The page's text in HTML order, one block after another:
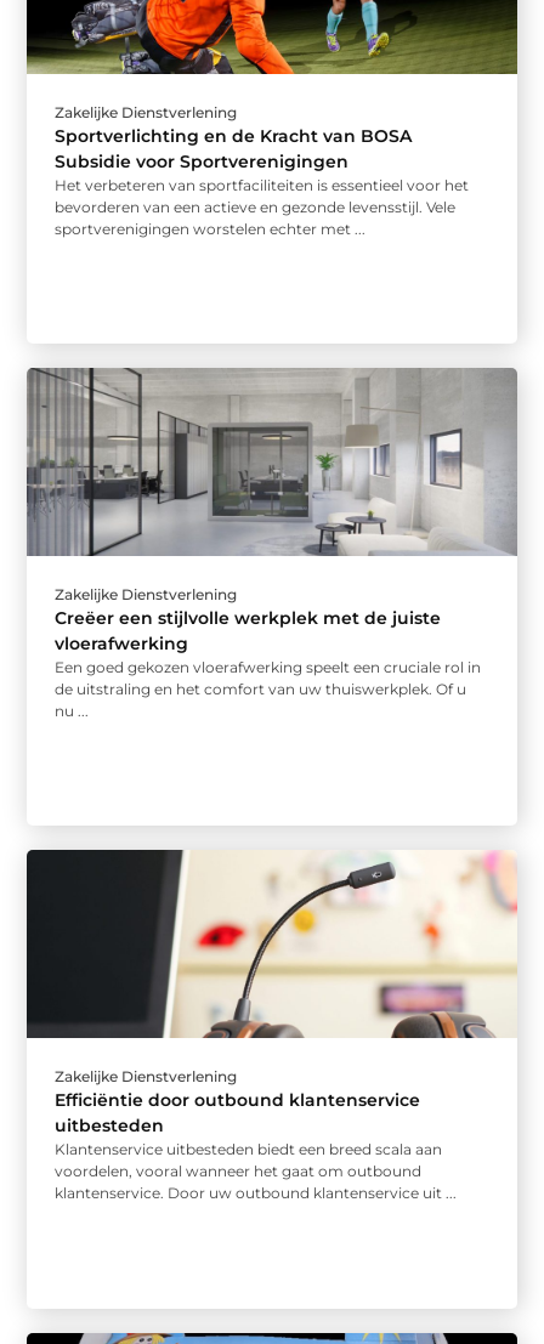
Zakelijke Dienstverlening
Sportverlichting en de Kracht van BOSA
Subsidie voor Sportverenigingen
Het verbeteren van sportfaciliteiten is essentieel voor het
bevorderen van een actieve en gezonde levensstijl. Vele
sportverenigingen worstelen echter met ...
Zakelijke Dienstverlening
Creëer een stijlvolle werkplek met de juiste
vloerafwerking
Een goed gekozen vloerafwerking speelt een cruciale rol in
de uitstraling en het comfort van uw thuiswerkplek. Of u
nu ...
Zakelijke Dienstverlening
Efficiëntie door outbound klantenservice
uitbesteden
Klantenservice uitbesteden biedt een breed scala aan
voordelen, vooral wanneer het gaat om outbound
klantenservice. Door uw outbound klantenservice uit ...